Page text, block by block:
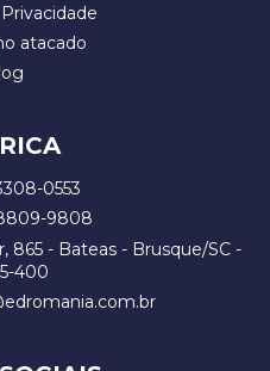
atacado
0553
9808
865 - Bateas - Brusque/SC -
400